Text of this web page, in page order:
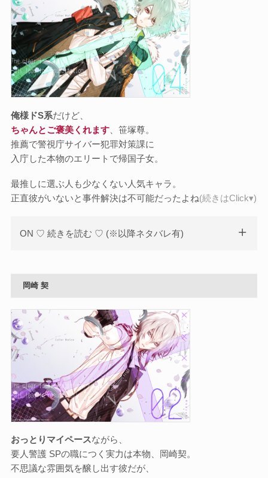
俺様ドS系だけど、
ちゃんとご褒美くれます、笹塚尊。
推薦で警視庁サイバー犯罪対策課に
入庁した本物のエリートで帰国子女。
最推しに選ぶ人も少なくない人気キャラ。
正直彼がいないと事件解決は不可能だったよね(続きはClick▾)
ON ♡ 続きを読む ♡ (※以降ネタバレ有)
岡崎 契
おっとりマイペースながら、
要人警護 SPの職につく実力は本物、岡崎契。
不思議な雰囲気を醸し出す彼だが、